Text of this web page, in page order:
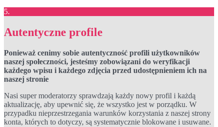
5.
Autentyczne profile
Ponieważ cenimy sobie autentyczność profili użytkowników
naszej społeczności, jesteśmy zobowiązani do weryfikacji
każdego wpisu i każdego zdjęcia przed udostępnieniem ich na
naszej stronie
Nasi super moderatorzy sprawdzają każdy nowy profil i każdą
aktualizację, aby upewnić się, że wszystko jest w porządku. W
przypadku nieprzestrzegania warunków korzystania z naszej strony
konta, których to dotyczy, są systematycznie blokowane i usuwane.